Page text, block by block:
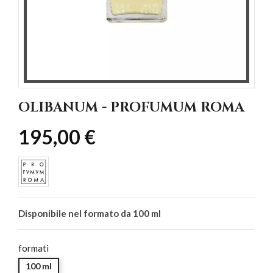
OLIBANUM - PROFUMUM ROMA
195,00 €
Disponibile nel formato da 100 ml
formati
100 ml